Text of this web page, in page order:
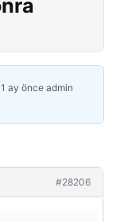
1 ay önce admin
#28206